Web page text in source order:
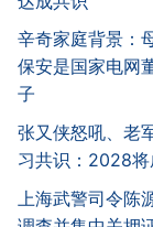
辛奇家庭背景：
保安是国家电网
子
张又侠怒吼、老
习共识：2028
上海武警司令